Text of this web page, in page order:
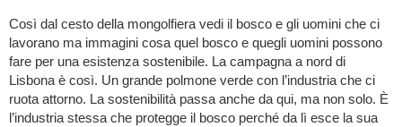
Così dal cesto della mongolfiera vedi il bosco e gli uomini che ci
lavorano ma immagini cosa quel bosco e quegli uomini possono
fare per una esistenza sostenibile. La campagna a nord di
Lisbona è così. Un grande polmone verde con l’industria che ci
ruota attorno. La sostenibilità passa anche da qui, ma non solo. È
l’industria stessa che protegge il bosco perché da lì esce la sua